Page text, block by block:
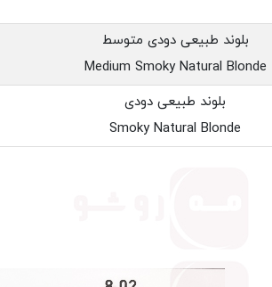
بلوند طبیعی دودی متوسط
Medium Smoky Natural Blonde
بلوند طبیعی دودی
Smoky Natural Blonde